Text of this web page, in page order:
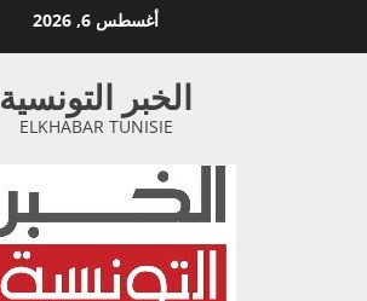
أغسطس 6, 2026
الخبر التونسية
ELKHABAR TUNISIE